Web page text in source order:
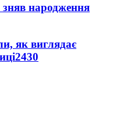
зняв народження
як виглядає
2430